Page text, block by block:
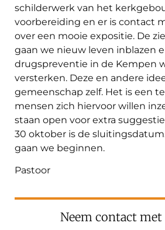
schilderwerk van het
voorbereiding en er is contact
over een mooie expositie. De
gaan we nieuw leven inblazen
drugspreventie in de Kempen
versterken. Deze en andere
gemeenschap zelf. Het is een
mensen zich hiervoor willen
staan open voor extra
30 oktober is de
gaan we beginnen.
Pastoor
Neem contact met